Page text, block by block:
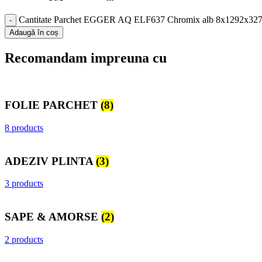
Cantitate Parchet EGGER AQ ELF637 Chromix alb 8x1292x327
Adaugă în coș
Recomandam impreuna cu
FOLIE PARCHET (8)
8 products
ADEZIV PLINTA (3)
3 products
SAPE & AMORSE (2)
2 products